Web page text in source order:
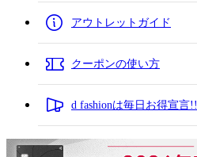
アウトレットガイド
クーポンの使い方
d fashionは毎日お得宣言!!